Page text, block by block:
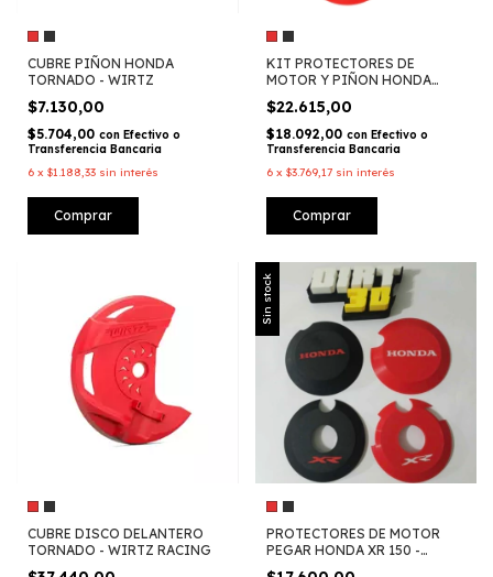
CUBRE PIÑON HONDA
TORNADO - WIRTZ
$7.130,00
$5.704,00 con Efectivo o
Transferencia Bancaria
6 x $1.188,33 sin interés
Comprar
KIT PROTECTORES DE
MOTOR Y PIÑON HONDA
$22.615,00
$18.092,00 con Efectivo o
Transferencia Bancaria
6 x $3.769,17 sin interés
Comprar
CUBRE DISCO DELANTERO
TORNADO - WIRTZ RACING
Sin stock
PROTECTORES DE MOTOR
PEGAR HONDA XR 150 -
DIRT3D